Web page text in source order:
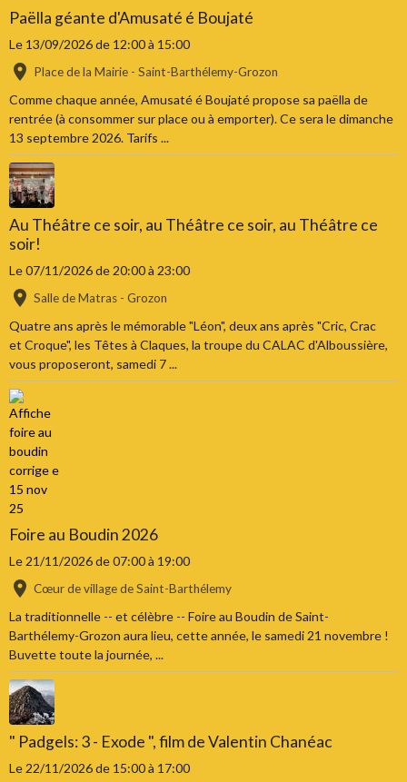
Paëlla géante d'Amusaté é Boujaté
Le 13/09/2026de 12:00à 15:00
Place de la Mairie - Saint-Barthélemy-Grozon
Comme chaque année, Amusaté é Boujaté propose sa paëlla de
rentrée (à consommer sur place ou à emporter). Ce sera le dimanche
13 septembre 2026. Tarifs ...
Au Théâtre ce soir, au Théâtre ce soir, au Théâtre ce
soir!
Le 07/11/2026de 20:00à 23:00
Salle de Matras - Grozon
Quatre ans après le mémorable "Léon", deux ans après "Cric, Crac
et Croque", les Têtes à Claques, la troupe du CALAC d'Alboussière,
vous proposeront, samedi 7 ...
Foire au Boudin 2026
Le 21/11/2026de 07:00à 19:00
Cœur de village de Saint-Barthélemy
La traditionnelle -- et célèbre -- Foire au Boudin de Saint-
Barthélemy-Grozon aura lieu, cette année, le samedi 21 novembre !
Buvette toute la journée, ...
" Padgels: 3 - Exode ", film de Valentin Chanéac
Le 22/11/2026de 15:00à 17:00